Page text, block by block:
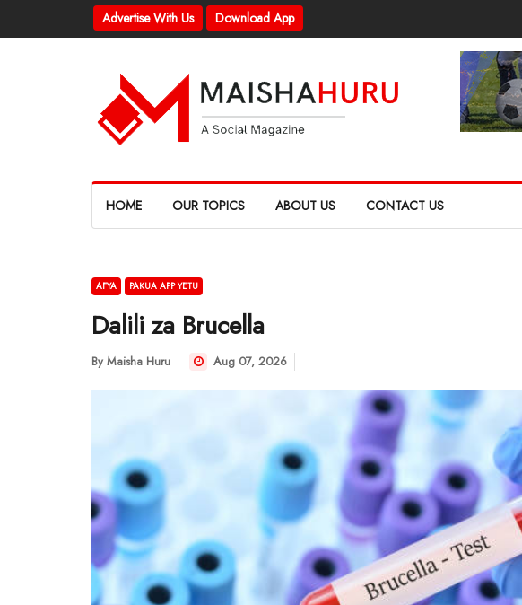
Advertise With Us Download App
HOME OUR TOPICS ABOUT US CONTACT US
AFYA PAKUA APP YETU
Dalili za Brucella
By Maisha Huru Aug 07, 2026